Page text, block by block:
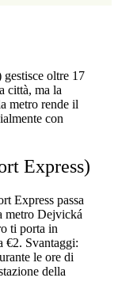
oltre 17
città, ma la
metro rende il
con
Express)
Express passa
metro Dejvická
ti porta in
€2. Svantaggi:
le ore di
della